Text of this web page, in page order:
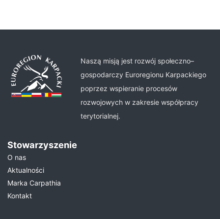
Naszą misją jest rozwój społeczno–
gospodarczy Euroregionu Karpackiego
poprzez wspieranie procesów
rozwojowych w zakresie współpracy
terytorialnej.
Stowarzyszenie
O nas
Aktualności
Marka Carpathia
Kontakt